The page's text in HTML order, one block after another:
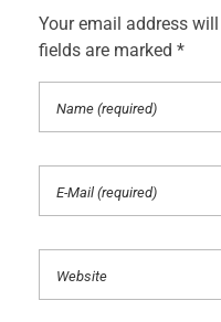
Your email address
fields are marked *